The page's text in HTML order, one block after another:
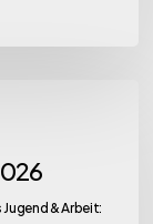
& Arbeit: